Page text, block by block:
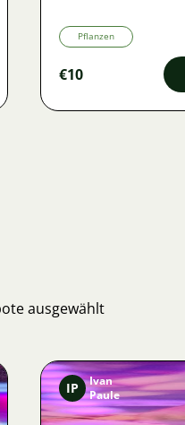
Pflanzen
€10
ausgewählt
IP
Ivan
Paule